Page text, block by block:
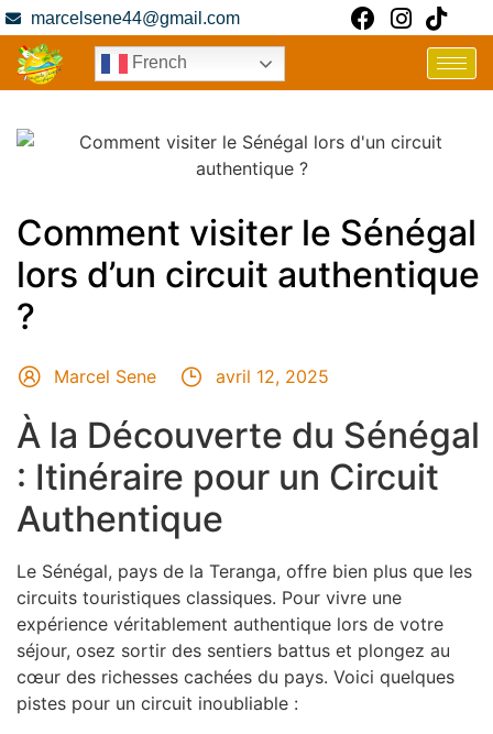
marcelsene44@gmail.com
French
Comment visiter le Sénégal
lors d’un circuit authentique
?
Marcel Sene avril 12, 2025
À la Découverte du Sénégal
: Itinéraire pour un Circuit
Authentique
Le Sénégal, pays de la Teranga, offre bien plus que les
circuits touristiques classiques. Pour vivre une
expérience véritablement authentique lors de votre
séjour, osez sortir des sentiers battus et plongez au
cœur des richesses cachées du pays. Voici quelques
pistes pour un circuit inoubliable :